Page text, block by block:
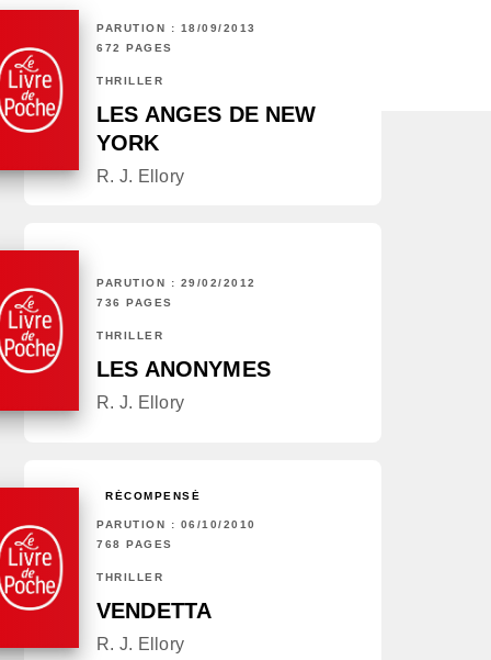
PARUTION : 18/09/2013
672 PAGES
THRILLER
LES ANGES DE NEW
YORK
R. J. Ellory
PARUTION : 29/02/2012
736 PAGES
THRILLER
LES ANONYMES
R. J. Ellory
RÉCOMPENSÉ
PARUTION : 06/10/2010
768 PAGES
THRILLER
VENDETTA
R. J. Ellory